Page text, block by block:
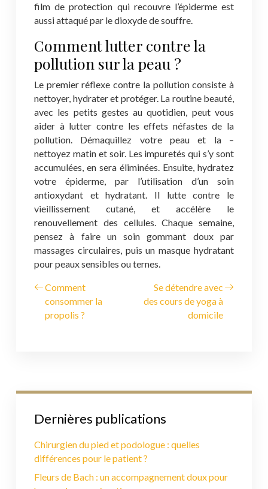
film de protection qui recouvre l’épiderme est
aussi attaqué par le dioxyde de souffre.
Comment lutter contre la
pollution sur la peau ?
Le premier réflexe contre la pollution consiste à
nettoyer, hydrater et protéger. La routine beauté,
avec les petits gestes au quotidien, peut vous
aider à lutter contre les effets néfastes de la
pollution. Démaquillez votre peau et la –
nettoyez matin et soir. Les impuretés qui s’y sont
accumulées, en sera éliminées. Ensuite, hydratez
votre épiderme, par l’utilisation d’un soin
antioxydant et hydratant. Il lutte contre le
vieillissement cutané, et accélère le
renouvellement des cellules. Chaque semaine,
pensez à faire un soin gommant doux par
massages circulaires, puis un masque hydratant
pour peaux sensibles ou ternes.
Comment
consommer la
propolis ?
Se détendre avec
des cours de yoga à
domicile
Dernières publications
Chirurgien du pied et podologue : quelles
différences pour le patient ?
Fleurs de Bach : un accompagnement doux pour